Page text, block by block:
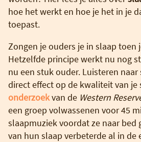
hoe het werkt en hoe je het in je
toepast.
Zongen je ouders je in slaap toen
Hetzelfde principe werkt nu nog
nu een stuk ouder. Luisteren
direct effect op de kwaliteit van je
onderzoekvan de Western
een groep volwassenen voor 45
slaapmuziek voordat ze naar bed
van hun slaap verbeterde al in de